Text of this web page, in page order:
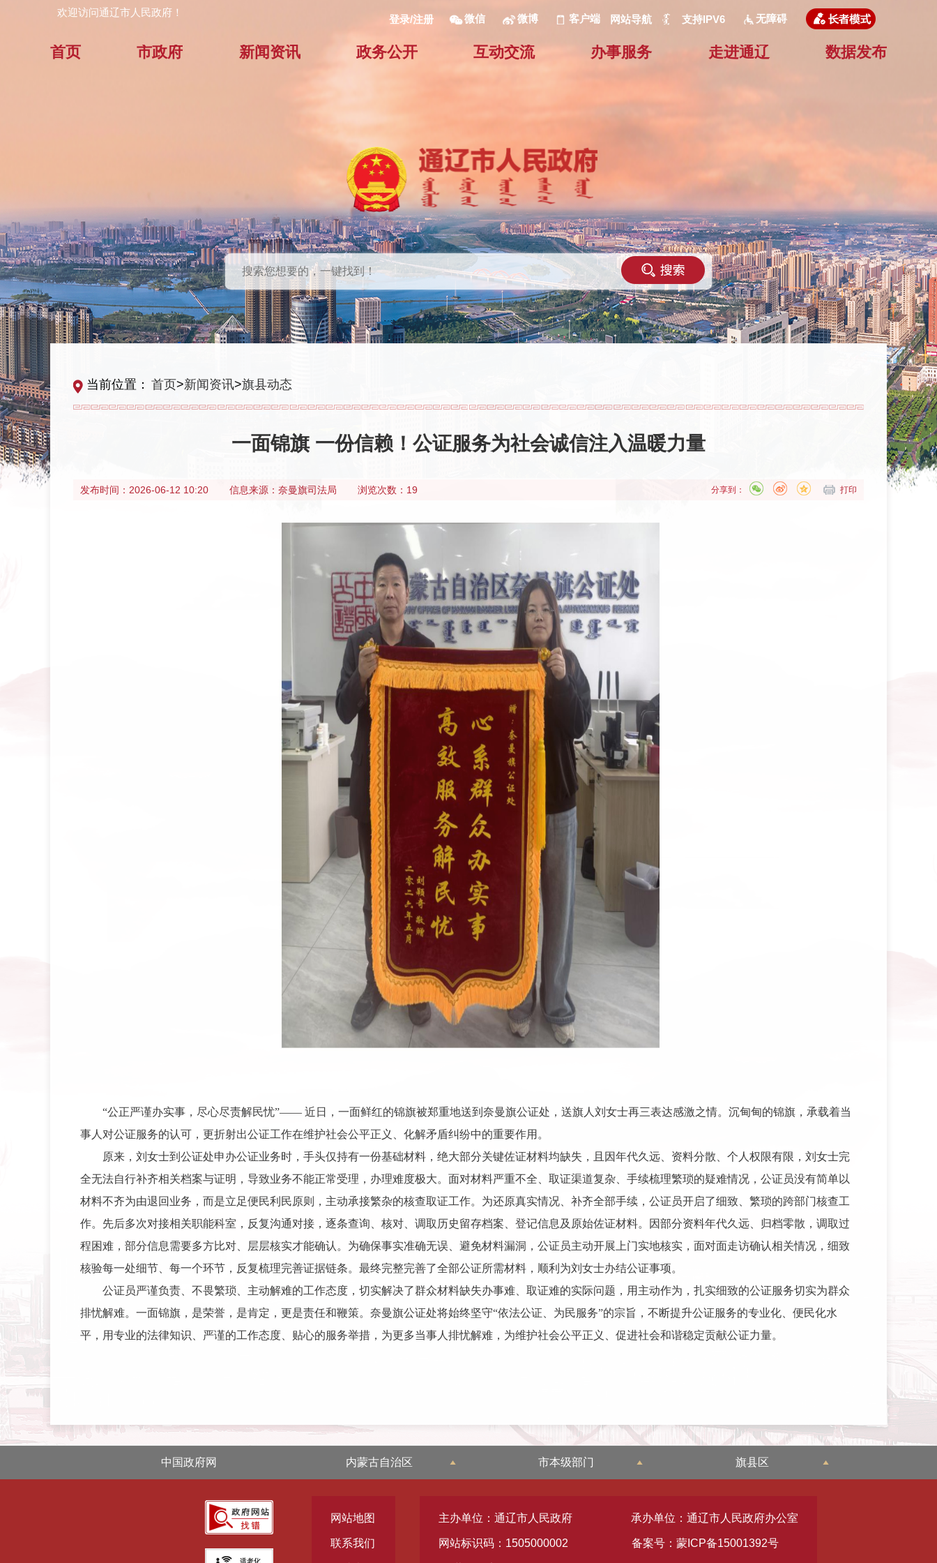
欢迎访问通辽市人民政府！
登录/注册 微信 微博 客户端 网站导航 支持IPV6 无障碍
首页 市政府 新闻资讯 政务公开 互动交流 办事服务 走进通辽 数据发布
当前位置： 首页>新闻资讯>旗县动态
一面锦旗 一份信赖！公证服务为社会诚信注入温暖力量
发布时间： 2026-06-12 10:20 信息来源： 奈曼旗司法局 浏览次数：19 打印
分享到：
“公正严谨办实事，尽心尽责解民忧”—— 近日，一面鲜红的锦旗被郑重地送到奈曼旗公证处，送旗人刘女士再三表达感激之情。沉甸甸的锦旗，承载着当
事人对公证服务的认可，更折射出公证工作在维护社会公平正义、化解矛盾纠纷中的重要作用。
原来，刘女士到公证处申办公证业务时，手头仅持有一份基础材料，绝大部分关键佐证材料均缺失，且因年代久远、资料分散、个人权限有限，刘女士完
全无法自行补齐相关档案与证明，导致业务不能正常受理，办理难度极大。面对材料严重不全、取证渠道复杂、手续梳理繁琐的疑难情况，公证员没有简单以
材料不齐为由退回业务，而是立足便民利民原则，主动承接繁杂的核查取证工作。为还原真实情况、补齐全部手续，公证员开启了细致、繁琐的跨部门核查工
作。先后多次对接相关职能科室，反复沟通对接，逐条查询、核对、调取历史留存档案、登记信息及原始佐证材料。因部分资料年代久远、归档零散，调取过
程困难，部分信息需要多方比对、层层核实才能确认。为确保事实准确无误、避免材料漏洞，公证员主动开展上门实地核实，面对面走访确认相关情况，细致
核验每一处细节、每一个环节，反复梳理完善证据链条。最终完整完善了全部公证所需材料，顺利为刘女士办结公证事项。
公证员严谨负责、不畏繁琐、主动解难的工作态度，切实解决了群众材料缺失办事难、取证难的实际问题，用主动作为，扎实细致的公证服务切实为群众
排忧解难。一面锦旗，是荣誉，是肯定，更是责任和鞭策。奈曼旗公证处将始终坚守“依法公证、为民服务”的宗旨，不断提升公证服务的专业化、便民化水
平，用专业的法律知识、严谨的工作态度、贴心的服务举措，为更多当事人排忧解难，为维护社会公平正义、促进社会和谐稳定贡献公证力量。
中国政府网 内蒙古自治区 市本级部门 旗县区
网站地图
联系我们
主办单位：通辽市人民政府 承办单位：通辽市人民政府办公室
网站标识码：1505000002 备案号：蒙ICP备15001392号